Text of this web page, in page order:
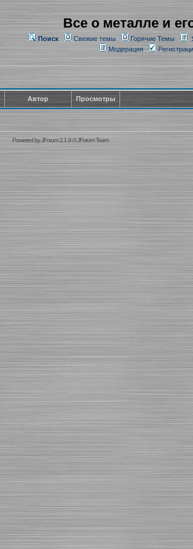
Все о металле и
Поиск Свежие темы Горячие Темы
Модерация
Автор Просмотры
Powered byJForum 2.1.9©JForum Team